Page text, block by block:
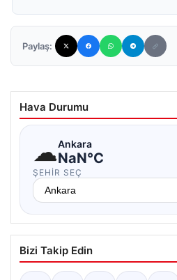
Paylaş:
Hava Durumu
☁Ankara
NaN°C
ŞEHIR SEÇ
Bizi Takip Edin